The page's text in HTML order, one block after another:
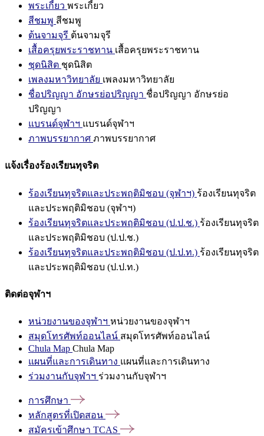
พระเกี้ยว พระเกี้ยว
สีชมพู สีชมพู
ต้นจามจุรี ต้นจามจุรี
เสื้อครุยพระราชทาน เสื้อครุยพระราชทาน
ชุดนิสิต ชุดนิสิต
เพลงมหาวิทยาลัย เพลงมหาวิทยาลัย
ชื่อปริญญา อักษรย่อปริญญา ชื่อปริญญา อักษรย่อ
ปริญญา
แบรนด์จุฬาฯ แบรนด์จุฬาฯ
ภาพบรรยากาศ ภาพบรรยากาศ
แจ้งเรื่องร้องเรียนทุจริต
ร้องเรียนทุจริตและประพฤติมิชอบ (จุฬาฯ) ร้องเรียนทุจริต
และประพฤติมิชอบ (จุฬาฯ)
ร้องเรียนทุจริตและประพฤติมิชอบ (ป.ป.ช.) ร้องเรียนทุจริต
และประพฤติมิชอบ (ป.ป.ช.)
ร้องเรียนทุจริตและประพฤติมิชอบ (ป.ป.ท.) ร้องเรียนทุจริต
และประพฤติมิชอบ (ป.ป.ท.)
ติดต่อจุฬาฯ
หน่วยงานของจุฬาฯ หน่วยงานของจุฬาฯ
สมุดโทรศัพท์ออนไลน์ สมุดโทรศัพท์ออนไลน์
Chula Map Chula Map
แผนที่และการเดินทาง แผนที่และการเดินทาง
ร่วมงานกับจุฬาฯ ร่วมงานกับจุฬาฯ
การศึกษา
หลักสูตรที่เปิดสอน
สมัครเข้าศึกษา TCAS